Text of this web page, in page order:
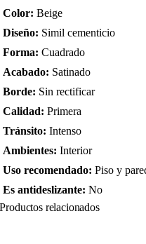
Color: Beige
Diseño: Simil cementicio
Forma: Cuadrado
Acabado: Satinado
Borde: Sin rectificar
Calidad: Primera
Tránsito: Intenso
Ambientes: Interior
Uso recomendado: Piso y
Es antideslizante: No
Productos relacionados